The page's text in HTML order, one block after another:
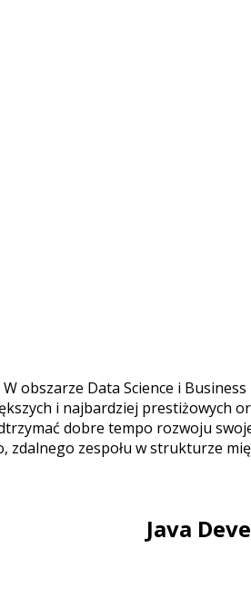
obszarze Data Science i
i najbardziej prestiżowych
dobre tempo rozwoju
zdalnego zespołu w strukturze
Java